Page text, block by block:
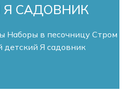
Я САДОВНИК
Наборы в песочницу Стром
детский Я садовник